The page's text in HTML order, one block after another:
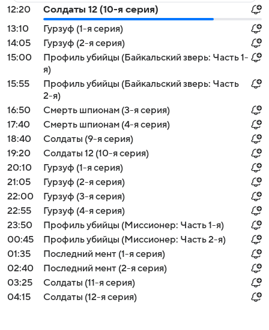
12:20
Солдаты 12 (10-я серия)
13:10
Гурзуф (1-я серия)
14:05
Гурзуф (2-я серия)
15:00
Профиль убийцы (Байкальский зверь: Часть 1-
я)
15:55
Профиль убийцы (Байкальский зверь: Часть
2-я)
16:50
Смерть шпионам (3-я серия)
17:40
Смерть шпионам (4-я серия)
18:40
Солдаты (9-я серия)
19:20
Солдаты 12 (10-я серия)
20:10
Гурзуф (1-я серия)
21:05
Гурзуф (2-я серия)
22:00
Гурзуф (3-я серия)
22:55
Гурзуф (4-я серия)
23:50
Профиль убийцы (Миссионер: Часть 1-я)
00:45
Профиль убийцы (Миссионер: Часть 2-я)
01:35
Последний мент (1-я серия)
02:40
Последний мент (2-я серия)
03:25
Солдаты (11-я серия)
04:15
Солдаты (12-я серия)